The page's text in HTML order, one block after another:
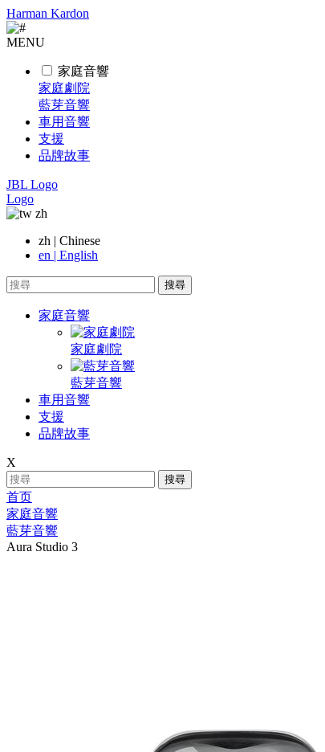
Harman Kardon
MENU
家庭音響
家庭劇院
藍芽音響
車用音響
支援
品牌故事
JBL Logo
Logo
zh
zh | Chinese
en | English
搜尋
家庭音響
家庭劇院
藍芽音響
車用音響
支援
品牌故事
X
搜尋
首页
家庭音響
藍芽音響
Aura Studio 3